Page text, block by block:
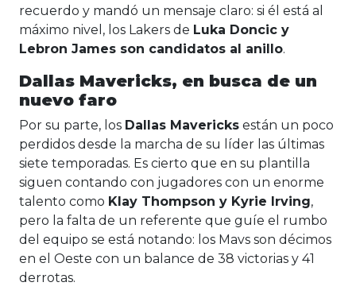
recuerdo y mandó un mensaje claro: si él está al
máximo nivel, los Lakers de Luka Doncic y
Lebron James son candidatos al anillo.
Dallas Mavericks, en busca de un
nuevo faro
Por su parte, los Dallas Mavericks están un poco
perdidos desde la marcha de su líder las últimas
siete temporadas. Es cierto que en su plantilla
siguen contando con jugadores con un enorme
talento como Klay Thompson y Kyrie Irving,
pero la falta de un referente que guíe el rumbo
del equipo se está notando: los Mavs son décimos
en el Oeste con un balance de 38 victorias y 41
derrotas.